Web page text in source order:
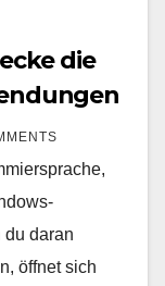
die
daran
öffnet sich